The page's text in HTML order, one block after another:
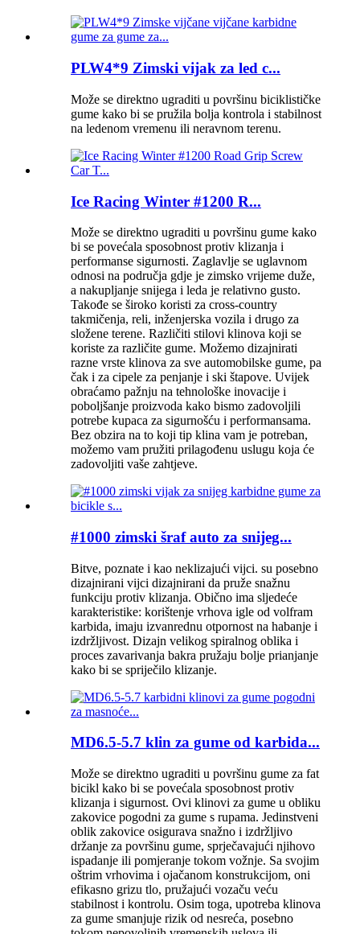
PLW4*9 Zimski vijak za led c...
Može se direktno ugraditi u površinu biciklističke
gume kako bi se pružila bolja kontrola i stabilnost
na ledenom vremenu ili neravnom terenu.
Ice Racing Winter #1200 R...
Može se direktno ugraditi u površinu gume kako
bi se povećala sposobnost protiv klizanja i
performanse sigurnosti. Zaglavlje se uglavnom
odnosi na područja gdje je zimsko vrijeme duže,
a nakupljanje snijega i leda je relativno gusto.
Takođe se široko koristi za cross-country
takmičenja, reli, inženjerska vozila i drugo za
složene terene. Različiti stilovi klinova koji se
koriste za različite gume. Možemo dizajnirati
razne vrste klinova za sve automobilske gume, pa
čak i za cipele za penjanje i ski štapove. Uvijek
obraćamo pažnju na tehnološke inovacije i
poboljšanje proizvoda kako bismo zadovoljili
potrebe kupaca za sigurnošću i performansama.
Bez obzira na to koji tip klina vam je potreban,
možemo vam pružiti prilagođenu uslugu koja će
zadovoljiti vaše zahtjeve.
#1000 zimski šraf auto za snijeg...
Bitve, poznate i kao neklizajući vijci. su posebno
dizajnirani vijci dizajnirani da pruže snažnu
funkciju protiv klizanja. Obično ima sljedeće
karakteristike: korištenje vrhova igle od volfram
karbida, imaju izvanrednu otpornost na habanje i
izdržljivost. Dizajn velikog spiralnog oblika i
proces zavarivanja bakra pružaju bolje prianjanje
kako bi se spriječilo klizanje.
MD6.5-5.7 klin za gume od karbida...
Može se direktno ugraditi u površinu gume za fat
bicikl kako bi se povećala sposobnost protiv
klizanja i sigurnost. Ovi klinovi za gume u obliku
zakovice pogodni za gume s rupama. Jedinstveni
oblik zakovice osigurava snažno i izdržljivo
držanje za površinu gume, sprječavajući njihovo
ispadanje ili pomjeranje tokom vožnje. Sa svojim
oštrim vrhovima i ojačanom konstrukcijom, oni
efikasno grizu tlo, pružajući vozaču veću
stabilnost i kontrolu. Osim toga, upotreba klinova
za gume smanjuje rizik od nesreća, posebno